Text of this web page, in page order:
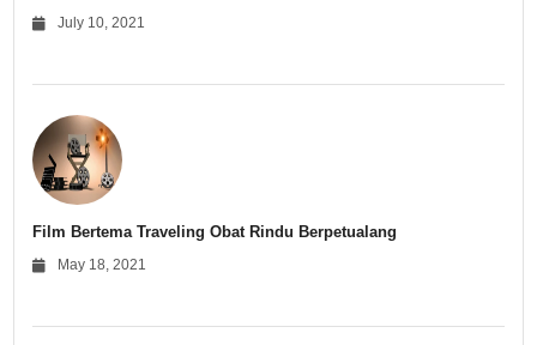
July 10, 2021
Film Bertema Traveling Obat Rindu Berpetualang
May 18, 2021